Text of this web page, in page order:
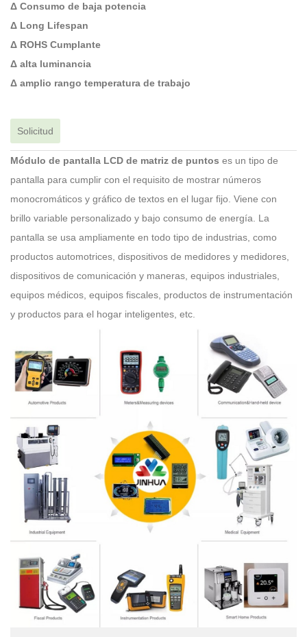
Δ Consumo de baja potencia
Δ Long Lifespan
Δ ROHS Cumplante
Δ alta luminancia
Δ amplio rango temperatura de trabajo
Solicitud
Módulo de pantalla LCD de matriz de puntos es un tipo de
pantalla para cumplir con el requisito de mostrar números
monocromáticos y gráfico de textos en el lugar fijo. Viene con
brillo variable personalizado y bajo consumo de energía. La
pantalla se usa ampliamente en todo tipo de industrias, como
productos automotrices, dispositivos de medidores y medidores,
dispositivos de comunicación y maneras, equipos industriales,
equipos médicos, equipos fiscales, productos de instrumentación
y productos para el hogar inteligentes, etc.